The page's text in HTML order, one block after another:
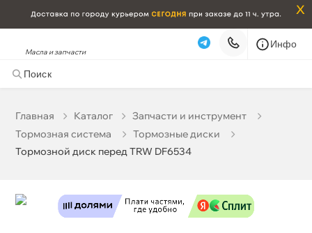
x
Масла и запчасти
Инфо
Главная Катало
Запчасти и инструмент
Тормозная система
Тормозные диски
Тормозной диск перед TRW DF6534
Бесплатная Завтра, 10.08 (при заказе от 2000₽)
Самовывоз